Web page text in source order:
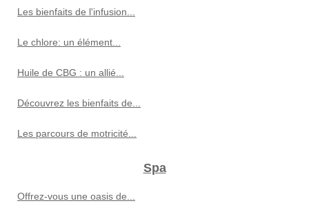
Les bienfaits de l'infusion...
Le chlore: un élément...
Huile de CBG : un allié...
Découvrez les bienfaits de...
Les parcours de motricité...
Spa
Offrez-vous une oasis de...